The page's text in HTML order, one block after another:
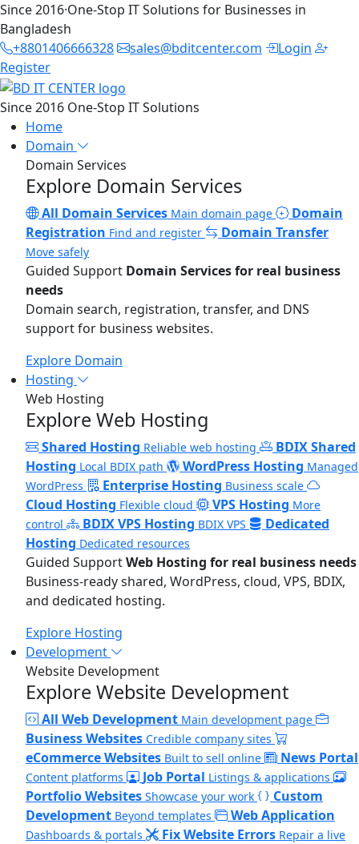
Since 2016·One-Stop IT Solutions for Businesses in
Bangladesh
+8801406666328
sales@bditcenter.com
Login
Register
Since 2016 One-Stop IT Solutions
Home
Domain
Domain Services
Explore Domain Services
All Domain Services Main domain page
Domain
Registration Find and register Domain Transfer
Move safely
Guided Support Domain Services for real business
needs
Domain search, registration, transfer, and DNS
support for business websites.
Explore Domain
Hosting
Web Hosting
Explore Web Hosting
Shared Hosting Reliable web hosting
BDIX Shared
Hosting Local BDIX path WordPress Hosting Managed
WordPress
Enterprise Hosting Business scale
Cloud Hosting Flexible cloud VPS Hosting More
control
BDIX VPS Hosting BDIX VPS
Dedicated
Hosting Dedicated resources
Guided SupportWeb Hosting for real business needs
Business-ready shared, WordPress, cloud, VPS, BDIX,
and dedicated hosting.
Explore Hosting
Development
Website Development
Explore Website Development
All Web Development Main development page
Business Websites Credible company sites
eCommerce Websites Built to sell online News Portal
Content platforms Job Portal Listings & applications
Portfolio Websites Showcase your work
Custom
Development Beyond templates Web Application
Dashboards & portals Fix Website Errors Repair a live